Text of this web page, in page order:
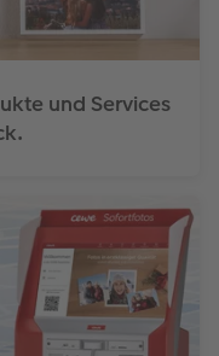
und Services